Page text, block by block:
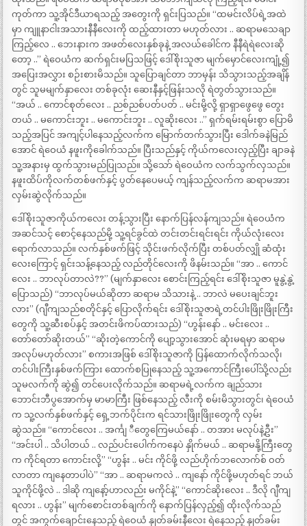
ကုတ်ကာ သူ့အိုင်ဒီယာရသည့် အတွေးကို ရှင်းပြသည်။ “ထမင်းလိပ်ရဲ့အထဲ
မှာ ကျူနာငါးအသားနီနီလေးကို ထည့်ထားတာ မဟုတ်လား .. ဆရာမသေချာ
ကြည့်လေ .. ဘေးနားက အဖတ်လေးနှစ်ခုနဲ့ အလယ်ခေါင်က နီနီရဲရဲလေးဆို
တော့ ..” ရဲဝေယံက ဆက်ရှင်းမပြသဖြင့် ဒေါ်စိုးသူဇာ မျက်မှောင်လေးကျုံ့၍
အပြေးအလွှား စဉ်းစားမိသည်။ သူပြောချင်တာ ဘာမှန်း သိသွားသည့်အချိန်
တွင် သူမမျက်နှာလေး တစ်ခုလုံး ဆေးနီနှင့်ဖြန်းသလို ရဲတွတ်သွားသည်။
“အယ် .. ကောင်စုတ်လေး .. ညစ်ညစ်ပတ်ပတ် .. မင်းမို့လို့ ရှာရှာဖွေဖွေ တွေး
တယ် .. မကောင်းဘူး .. မကောင်းဘူး .. လူဆိုးလေး ..” ရှက်ရမ်းရမ်းစွာ ပြောမိ
သည့်အပြင် အကျင့်ပါနေသည့်လက်က မြောက်တက်သွားပြီး ဒေါက်ခနဲမြည်
အောင် ရဲဝေယံ နဖူးကိုခေါက်သည်။ ပြီးသည်နှင့် ကိုယ်ကလေးလှည့်ပြီး ချာခနဲ
သူ့အနားမှ ထွက်သွားမည်ပြုသည်။ သို့သော် ရဲဝေယံက လက်သွက်လှသည်။
နဖူးထိပ်ကိုလက်တစ်ဖက်နှင့် ပွတ်နေပေမယ့် ကျန်သည့်လက်က ဆရာမအား
လှမ်းဆွဲလိုက်သည်။
ဒေါ်စိုးသူဇာကိုယ်ကလေး တန့်သွားပြီး နောက်ပြန်လန်ကျသည်။ ရဲဝေယံက
အဆင်သင့် စောင့်နေသည်မို့ သူ့ရင်ခွင်ထဲ တင်းတင်းရင်းရင်း ကိုယ်လုံးလေး
ရောက်လာသည်။ လက်နှစ်ဖက်ဖြင့် သိုင်းဖက်လိုက်ပြီး တစ်ပတ်လျှို ဆံထုံး
လေးကြောင့် ရှင်းသန့်နေသည့် လည်တိုင်လေးကို ဖိနမ်းသည်။ “အာ .. ကောင်
လေး .. ဘာလုပ်တာလဲ??” (မျက်နှာလေး စောင်းကြည့်ရင်း ဒေါ်စိုးသူဇာ မူနွဲ့နွဲ့
ပြောသည်) “ဘာလုပ်မယ်ဆိုတာ ဆရာမ သိသားနဲ့ .. ဘာလဲ မပေးချင်ဘူး
လား” (ဂျီကျသည်စတိုင်နှင့် ပြောလိုက်ရင်း ဒေါ်စိုးသူဇာရဲ့တင်ပါးဖြိုးဖြိုးကြီး
တွေကို သူ့ဆီးစပ်နှင့် အတင်းဖိကပ်ထားသည်) “ဟွန်းနော် .. မင်းလေး ..
တော်တော်ဆိုးတယ်” “ဆိုးတဲ့ကောင်ကို ပျော့သွားအောင် ဆုံးမရမှာ ဆရာမ
အလုပ်မဟုတ်လား” စကားအဖြစ် ဒေါ်စိုးသူဇာကို ပြန်ထောက်လိုက်သလို၊
တင်ပါးကြီးနှစ်ဖက်ကြား ထောက်စပြုနေသည့် သူ့အကောင်ကြီးပေါ်သို့လည်း
သူမလက်ကို ဆွဲ၍ တင်ပေးလိုက်သည်။ ဆရာမရဲ့လက်က ချည်သား
ဘောင်းဘီပွအောက်မှ မာမာကြီး ဖြစ်နေသည့် လီးကို စမ်းမိသွားတွင်၊ ရဲဝေယံ
က သူ့လက်နှစ်ဖက်နှင့် ရှေ့ဘက်ပိုင်းက ရင်သားဖြိုးဖြိုးတွေကို လှမ်း
ဆွဲသည်။ “ကောင်လေး .. အင်္ကျ ီတွေကြေမယ်နော် .. တအား မလုပ်နဲ့ဦး”
“အင်းပါ .. သိပါတယ် .. လည်ပင်းပေါက်ကနေပဲ နှိုက်မယ် .. ဆရာမနို့ကြီးတွေ
က ကိုင်ရတာ ကောင်းလို့” “ဟွန်း .. မင်း ကိုင်ဖို့ လည်ဟိုက်ဘလောက်စ် ဝတ်
လာတာ ကျနေတာပါပဲ” “အာ .. ဆရာမကလဲ .. ကျနော် ကိုင်ဖို့မဟုတ်ရင် ဘယ်
သူကိုင်ဖို့လဲ .. ဒါဆို ကျနော့်ဟာလည်း မကိုင်နဲ့” “ကောင်ဆိုးလေး .. ဒီလို ဂျီကျ
ရလား .. ဟွန်း” မျက်စောင်းတစ်ချက်ကို နောက်ပြန်လှည့်၍ ထိုးလိုက်သည်
တွင် အကွက်ချောင်းနေသည့် ရဲဝေယံ နှုတ်ခမ်းနီလေး ရဲနေသည့် နှုတ်ခမ်း